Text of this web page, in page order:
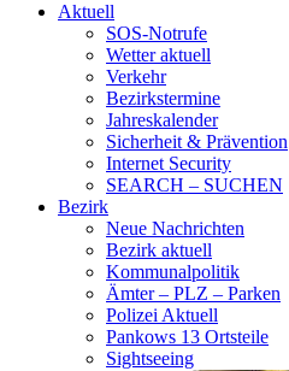
Aktuell
SOS-Notrufe
Wetter aktuell
Verkehr
Bezirkstermine
Jahreskalender
Sicherheit & Prävention
Internet Security
SEARCH – SUCHEN
Bezirk
Neue Nachrichten
Bezirk aktuell
Kommunalpolitik
Ämter – PLZ – Parken
Polizei Aktuell
Pankows 13 Ortsteile
Sightseeing